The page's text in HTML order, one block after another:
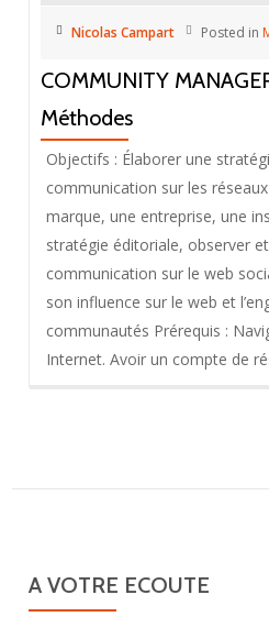
Nicolas Campart Posted in
COMMUNITY
Méthodes
Objectifs : Élaborer une
communication sur les
marque, une entreprise, une
stratégie éditoriale, observer
communication sur le web
son influence sur le web et
communautés Prérequis :
Internet. Avoir un compte de
A VOTRE ECOUTE